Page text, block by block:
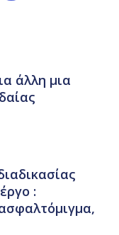
άλλη μια
: